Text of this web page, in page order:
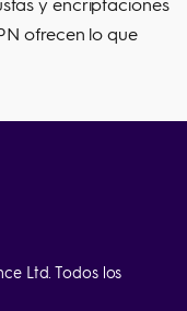
ofrecen lo que
Ltd. Todos los